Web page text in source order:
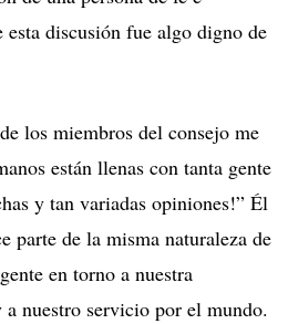
discusión fue algo digno de
los miembros del consejo me
están llenas con tanta gente
y tan variadas opiniones!” Él
parte de la misma naturaleza de
en torno a nuestra
a nuestro servicio por el mundo.